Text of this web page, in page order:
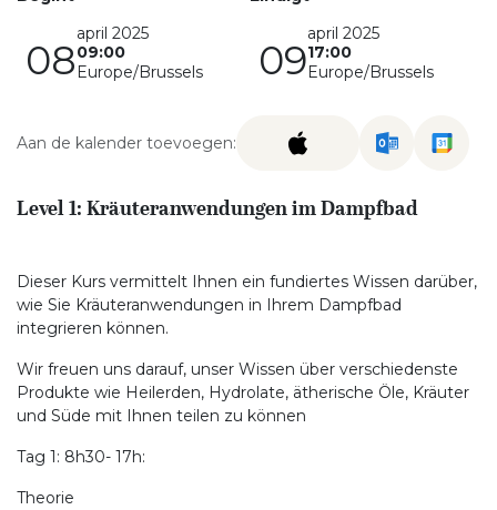
08
april 2025
09:00
Europe/Brussels
09
april 2025
17:00
Europe/Brussels
Aan de kalender toevoegen:
Level 1: Kräuteranwendungen im Dampfbad
Dieser Kurs vermittelt Ihnen ein fundiertes Wissen darüber,
wie Sie Kräuteranwendungen in Ihrem Dampfbad
integrieren können.
Wir freuen uns darauf, unser Wissen über verschiedenste
Produkte wie Heilerden, Hydrolate, ätherische Öle, Kräuter
und Süde mit Ihnen teilen zu können
Tag 1: 8h30- 17h:
Theorie